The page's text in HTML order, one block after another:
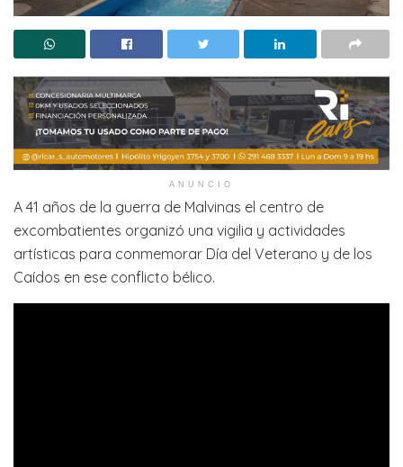
ANUNCIO
A 41 años de la guerra de Malvinas el centro de
excombatientes organizó una vigilia y actividades
artísticas para conmemorar Día del Veterano y de los
Caídos en ese conflicto bélico.